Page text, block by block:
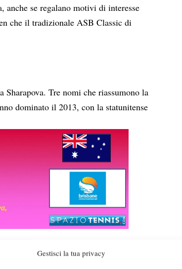
Gestisci la tua privacy
anche se regalano motivi di interesse
che il tradizionale ASB Classic di
Tre nomi che riassumono la
dominato il 2013, con la statunitense